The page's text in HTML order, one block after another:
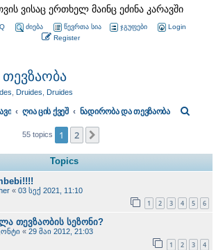
ვისაც ერთხელ მაინც ეძინა კარავში
ძიება წევრთა სია ჯგუფები
Login
Register
Druides Druides
ღია ცის ქვეშ ნადირობა და თევზაობა
h
55 topics 1 2
Topics
« 03 სექ 2021, 11:10
1 2 3 4 5 6
თევზაობის სეზონი?
« 29 მაი 2012, 21:03
1 2 3 4